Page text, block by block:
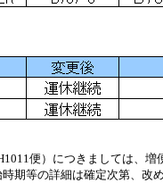
便）につきましては、増
期等の詳細は確定次第、改